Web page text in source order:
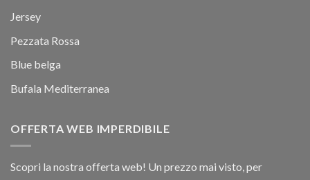
Jersey
Pezzata Rossa
Blue belga
Bufala Mediterranea
OFFERTA WEB IMPERDIBILE
Scopri la nostra offerta web! Un prezzo mai visto, per